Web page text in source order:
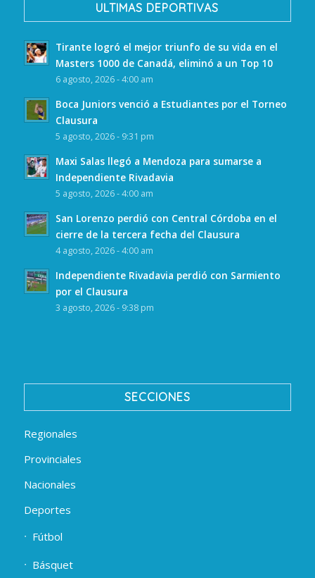
ULTIMAS DEPORTIVAS
Tirante logró el mejor triunfo de su vida en el
Masters 1000 de Canadá, eliminó a un Top 10
6 agosto, 2026 - 4:00 am
Boca Juniors venció a Estudiantes por el Torneo
Clausura
5 agosto, 2026 - 9:31 pm
Maxi Salas llegó a Mendoza para sumarse a
Independiente Rivadavia
5 agosto, 2026 - 4:00 am
San Lorenzo perdió con Central Córdoba en el
cierre de la tercera fecha del Clausura
4 agosto, 2026 - 4:00 am
Independiente Rivadavia perdió con Sarmiento
por el Clausura
3 agosto, 2026 - 9:38 pm
SECCIONES
Regionales
Provinciales
Nacionales
Deportes
Fútbol
Básquet